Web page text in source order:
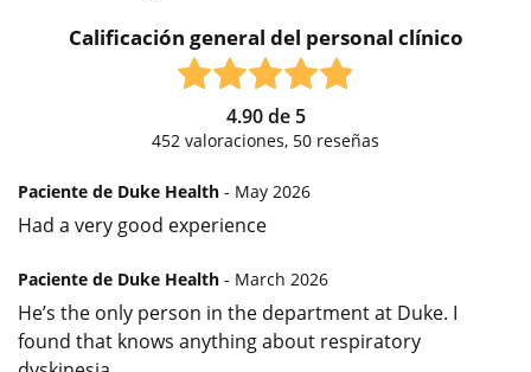
Calificación general del personal clínico
4.90de 5
452 valoraciones, 50 reseñas
Paciente de Duke Health - May 2026
Had a very good experience
Paciente de Duke Health - March 2026
He’s the only person in the department at Duke. I
found that knows anything about respiratory